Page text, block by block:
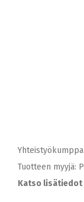
Tuotteen myyjä:
Katso lisätiedot